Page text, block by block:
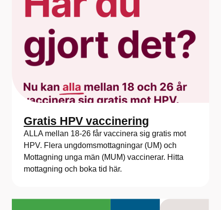
Gratis HPV vaccinering
ALLA mellan 18-26 får vaccinera sig gratis mot
HPV. Flera ungdomsmottagningar (UM) och
Mottagning unga män (MUM) vaccinerar. Hitta
mottagning och boka tid här.